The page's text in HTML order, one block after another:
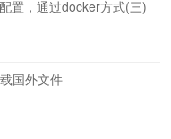
置，通过docker方式(三)
国外文件